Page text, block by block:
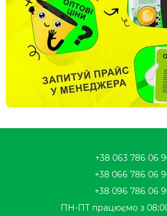
+38 063 786 06
+38 066 786 06
+38 096 786 06
ПН-ПТ працюємо з